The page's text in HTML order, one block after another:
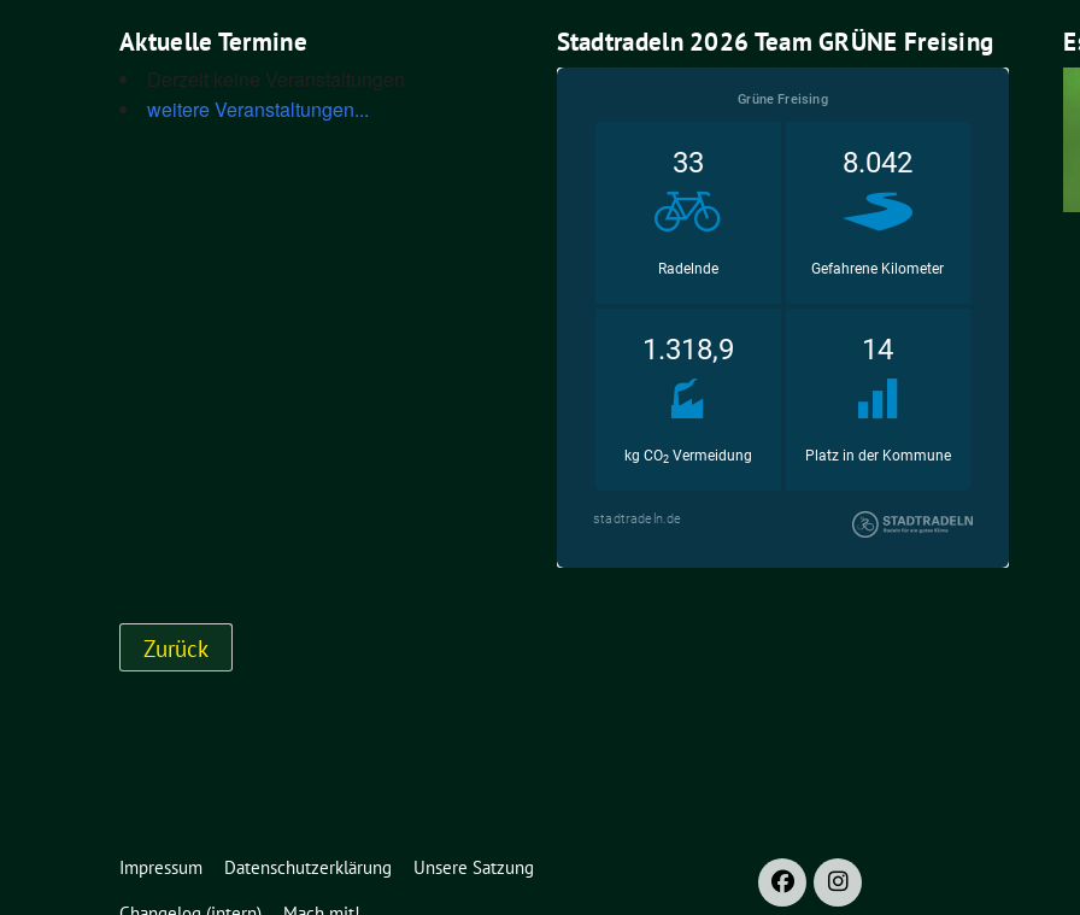
Aktuelle Termine
Derzeit keine Veranstaltungen
weitere Veranstaltungen...
Stadtradeln 2026 Team GRÜNE Freising
Impressum Datenschutzerklärung
Unsere Satzung